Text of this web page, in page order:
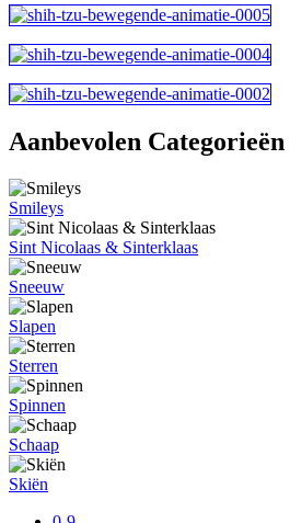
Aanbevolen Categorieën
Smileys
Sint Nicolaas & Sinterklaas
Sneeuw
Slapen
Sterren
Spinnen
Schaap
Skiën